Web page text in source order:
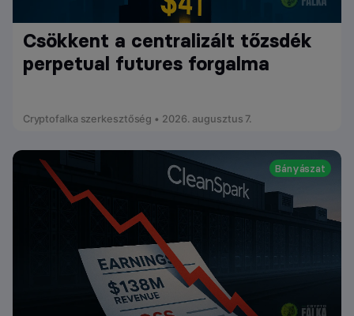
Csökkent a centralizált tőzsdék
perpetual futures forgalma
Cryptofalka szerkesztőség • 2026. augusztus 7.
Bányászat